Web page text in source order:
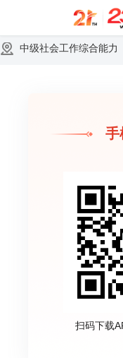
中级社会工作综合能力
手
扫码下载